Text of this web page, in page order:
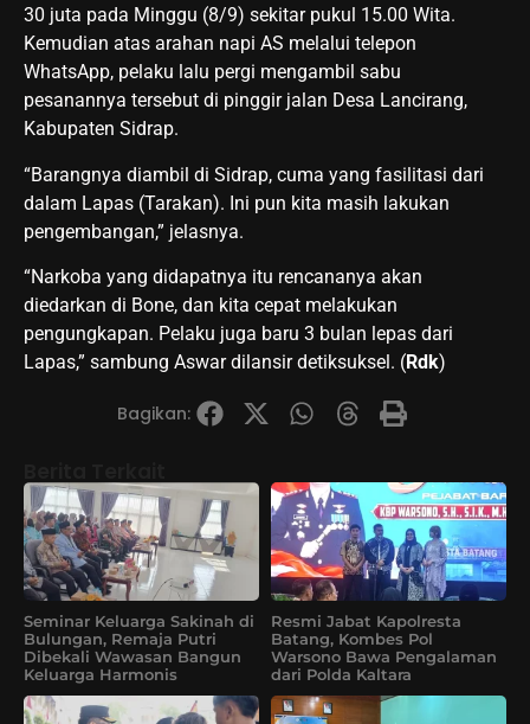
30 juta pada Minggu (8/9) sekitar pukul 15.00 Wita.
Kemudian atas arahan napi AS melalui telepon
WhatsApp, pelaku lalu pergi mengambil sabu
pesanannya tersebut di pinggir jalan Desa Lancirang,
Kabupaten Sidrap.
“Barangnya diambil di Sidrap, cuma yang fasilitasi dari
dalam Lapas (Tarakan). Ini pun kita masih lakukan
pengembangan,” jelasnya.
“Narkoba yang didapatnya itu rencananya akan
diedarkan di Bone, dan kita cepat melakukan
pengungkapan. Pelaku juga baru 3 bulan lepas dari
Lapas,” sambung Aswar dilansir detiksuksel. (Rdk)
Bagikan:
Seminar Keluarga Sakinah di
Bulungan, Remaja Putri
Dibekali Wawasan Bangun
Keluarga Harmonis
Resmi Jabat Kapolresta
Batang, Kombes Pol
Warsono Bawa Pengalaman
dari Polda Kaltara